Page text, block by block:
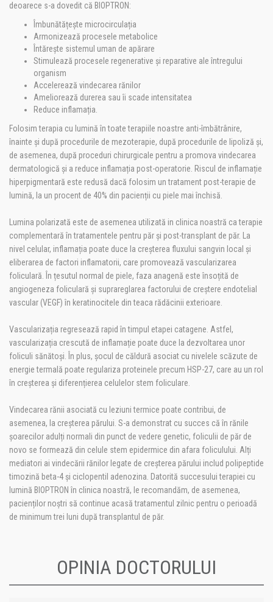
deoarece s-a dovedit că BIOPTRON:
Îmbunătățește microcirculația
Armonizează procesele metabolice
Întărește sistemul uman de apărare
Stimulează procesele regenerative și reparative ale întregului
organism
Accelerează vindecarea rănilor
Ameliorează durerea sau îi scade intensitatea
Reduce inflamația.
Folosim terapia cu lumină în toate terapiile noastre anti-îmbătrânire,
înainte și după procedurile de mezoterapie, după procedurile de lipoliză și,
de asemenea, după proceduri chirurgicale pentru a promova vindecarea
dermatologică și a reduce inflamația post-operatorie. Riscul de inflamație
hiperpigmentară este redusă dacă folosim un tratament post-terapie de
lumină, la un procent de 40% din pacienții cu piele mai închisă.
Lumina polarizată este de asemenea utilizată in clinica noastră ca terapie
complementară în tratamentele pentru păr și post-transplant de păr. La
nivel celular, inflamația poate duce la creșterea fluxului sangvin local și
eliberarea de factori inflamatorii, care promovează vascularizarea
foliculară. În țesutul normal de piele, faza anagenă este însoțită de
angiogeneza foliculară și suprareglarea factorului de creștere endotelial
vascular (VEGF) în keratinocitele din teaca rădăcinii exterioare.
Vascularizația regresează rapid în timpul etapei catagene. Astfel,
vascularizația crescută de inflamație poate duce la dezvoltarea unor
foliculi sănătoși. În plus, șocul de căldură asociat cu nivelele scăzute de
energie termală poate regulariza proteinele precum HSP-27, care au un rol
în creșterea și diferențierea celulelor stem foliculare.
Vindecarea rănii asociată cu leziuni termice poate contribui, de
asemenea, la creșterea părului. S-a demonstrat cu succes că în rănile
șoarecilor adulți normali din punct de vedere genetic, foliculii de păr de
novo se formează din celule stem epidermice din afara foliculului. Alți
mediatori ai vindecării rănilor legate de creșterea părului includ polipeptide
timozină beta-4 și ciclopentil adenozina. Datorită succesului terapiei cu
lumină BIOPTRON în clinica noastră, le recomandăm, de asemenea,
pacienților noștri să continue acasă tratamentul zilnic pentru o perioadă
de minimum trei luni după transplantul de păr.
OPINIA DOCTORULUI